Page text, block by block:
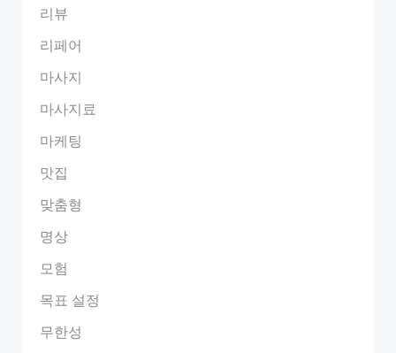
리뷰
리페어
마사지
마사지료
마케팅
맛집
맞춤형
명상
모험
목표 설정
무한성